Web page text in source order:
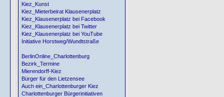
Kiez_Kunst
Kiez_Mieterbeirat Klausenerplatz
Kiez_Klausenerplatz bei Facebook
Kiez_Klausenerplatz bei Twitter
Kiez_Klausenerplatz bei YouTube
Initiative Horstweg/Wundtstraße
BerlinOnline_Charlottenburg
Bezirk_Termine
Mierendorff-Kiez
Bürger für den Lietzensee
Auch ein_Charlottenburger Kiez
Charlottenburger Bürgerinitiativen